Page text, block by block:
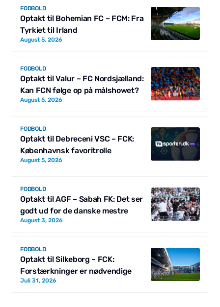
FODBOLD
Optakt til Bohemian FC – FCM: Fra
Tyrkiet til Irland
August 5, 2026
FODBOLD
Optakt til Valur – FC Nordsjælland:
Kan FCN følge op på målshowet?
August 5, 2026
FODBOLD
Optakt til Debreceni VSC – FCK:
Københavnsk favoritrolle
August 5, 2026
FODBOLD
Optakt til AGF – Sabah FK: Det ser
godt ud for de danske mestre
August 3, 2026
FODBOLD
Optakt til Silkeborg – FCK:
Forstærkninger er nødvendige
Juli 31, 2026